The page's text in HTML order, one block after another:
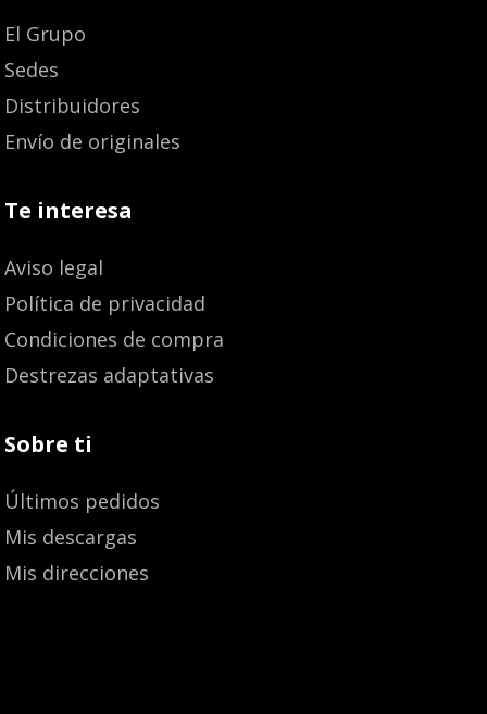
El Grupo
Sedes
Distribuidores
Envío de originales
Te interesa
Aviso legal
Política de privacidad
Condiciones de compra
Destrezas adaptativas
Sobre ti
Últimos pedidos
Mis descargas
Mis direcciones